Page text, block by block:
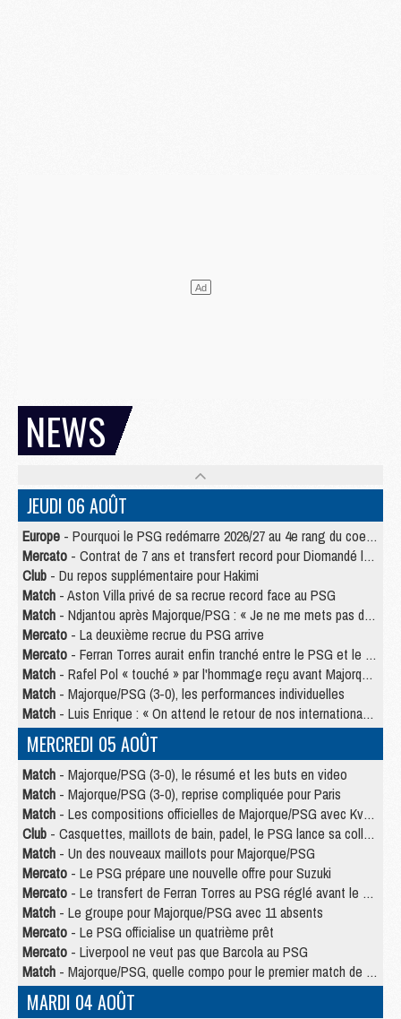
NEWS
JEUDI 06 AOÛT
Europe - Pourquoi le PSG redémarre 2026/27 au 4e rang du coefficient UEFA
Mercato - Contrat de 7 ans et transfert record pour Diomandé loin du PSG
Club - Du repos supplémentaire pour Hakimi
Match - Aston Villa privé de sa recrue record face au PSG
Match - Ndjantou après Majorque/PSG : « Je ne me mets pas de plafond »
Mercato - La deuxième recrue du PSG arrive
Mercato - Ferran Torres aurait enfin tranché entre le PSG et le Barça
Match - Rafel Pol « touché » par l'hommage reçu avant Majorque/PSG
Match - Majorque/PSG (3-0), les performances individuelles
Match - Luis Enrique : « On attend le retour de nos internationaux »
MERCREDI 05 AOÛT
Match - Majorque/PSG (3-0), le résumé et les buts en video
Match - Majorque/PSG (3-0), reprise compliquée pour Paris
Match - Les compositions officielles de Majorque/PSG avec Kvara et de nombreux jeunes
Club - Casquettes, maillots de bain, padel, le PSG lance sa collection été
Match - Un des nouveaux maillots pour Majorque/PSG
Mercato - Le PSG prépare une nouvelle offre pour Suzuki
Mercato - Le transfert de Ferran Torres au PSG réglé avant le 12 août ?
Match - Le groupe pour Majorque/PSG avec 11 absents
Mercato - Le PSG officialise un quatrième prêt
Mercato - Liverpool ne veut pas que Barcola au PSG
Match - Majorque/PSG, quelle compo pour le premier match de la saison 2026/27 ?
MARDI 04 AOÛT